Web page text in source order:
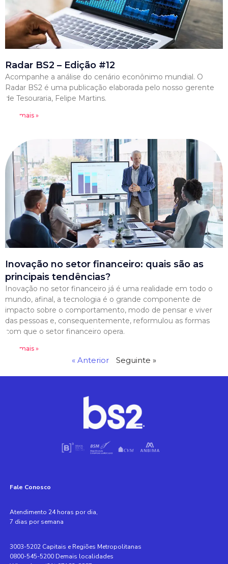
Radar BS2 – Edição #12
Acompanhe a análise do cenário econônimo mundial. O
Radar BS2 é uma publicação elaborada pelo nosso gerente
de Tesouraria, Felipe Martins.
Leia mais »
Inovação no setor financeiro: quais são as
principais tendências?
Inovação no setor financeiro já é uma realidade em todo o
mundo, afinal, a tecnologia é o grande componente de
impacto sobre o comportamento, modo de pensar e viver
das pessoas e, consequentemente, reformulou as formas
com que o setor financeiro opera.
Leia mais »
« Anterior Seguinte »
Fale Conosco
Atendimento 24 horas por dia,
7 dias por semana
3003-5202 Capitais e Regiões Metropolitanas
0800-545-5200 Demais localidades